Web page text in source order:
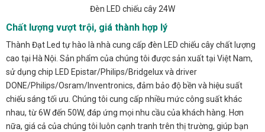
Đèn LED chiếu cây 24W
Chất lượng vượt trội, giá thành hợp lý
Thành Đạt Led tự hào là nhà cung cấp đèn LED chiếu cây chất lượng
cao tại Hà Nội. Sản phẩm của chúng tôi được sản xuất tại Việt Nam,
sử dụng chip LED Epistar/Philips/Bridgelux và driver
DONE/Philips/Osram/Inventronics, đảm bảo độ bền và hiệu suất
chiếu sáng tối ưu. Chúng tôi cung cấp nhiều mức công suất khác
nhau, từ 6W đến 50W, đáp ứng mọi nhu cầu của khách hàng. Hơn
nữa, giá cả của chúng tôi luôn cạnh tranh trên thị trường, giúp bạn